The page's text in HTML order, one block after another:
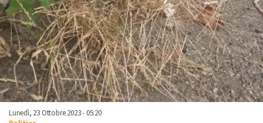
Lunedì, 23 Ottobre 2023 - 05:20